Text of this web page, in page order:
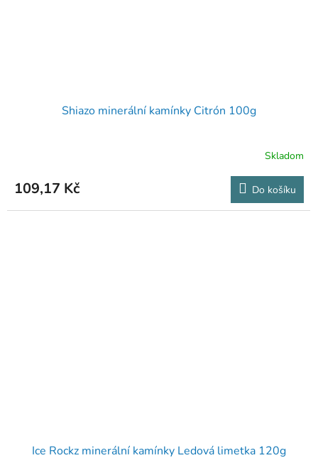
Shiazo minerální kamínky Citrón 100g
Skladom
109,17 Kč Do košíku
Ice Rockz minerální kamínky Ledová limetka 120g